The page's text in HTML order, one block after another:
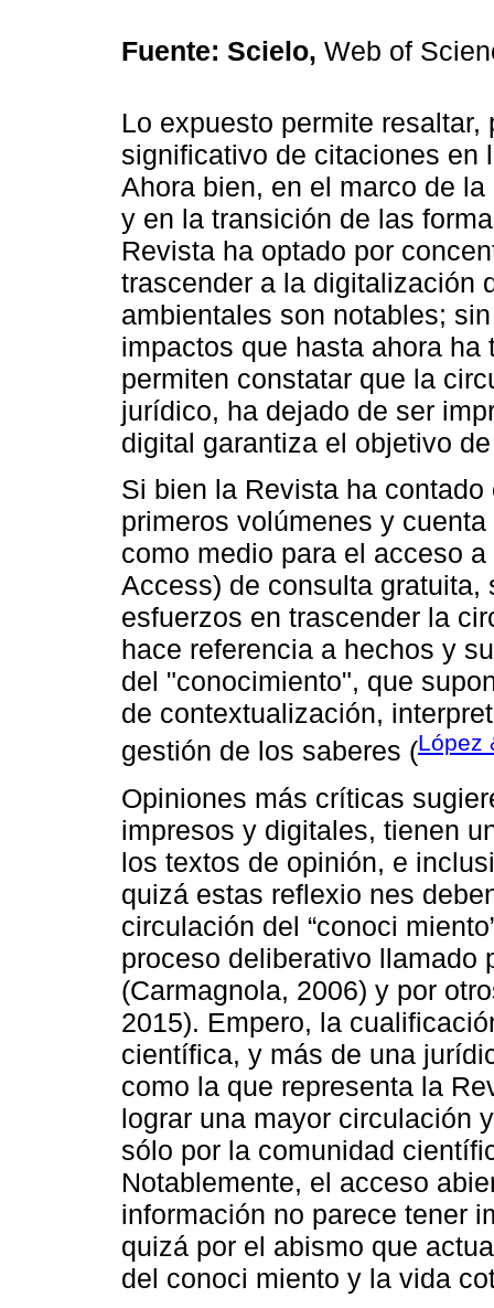
Fuente: Scielo, Web of
Lo expuesto permite
significativo de citaciones en
Ahora bien, en el marco de
y en la transición de las
Revista ha optado por
trascender a la digitalización
ambientales son notables;
impactos que hasta ahora
permiten constatar que la
jurídico, ha dejado de ser
digital garantiza el objetivo
Si bien la Revista ha
primeros volúmenes y
como medio para el acceso
Access) de consulta
esfuerzos en trascender la
hace referencia a hechos y
del "conocimiento", que
de contextualización,
gestión de los saberes (López
Opiniones más críticas
impresos y digitales, tienen
los textos de opinión, e
quizá estas reflexio nes
circulación del “conoci
proceso deliberativo llamado
(Carmagnola, 2006) y por
2015). Empero, la
científica, y más de una
como la que representa la
lograr una mayor circulación
sólo por la comunidad
Notablemente, el acceso
información no parece tener
quizá por el abismo que
del conoci miento y la vida